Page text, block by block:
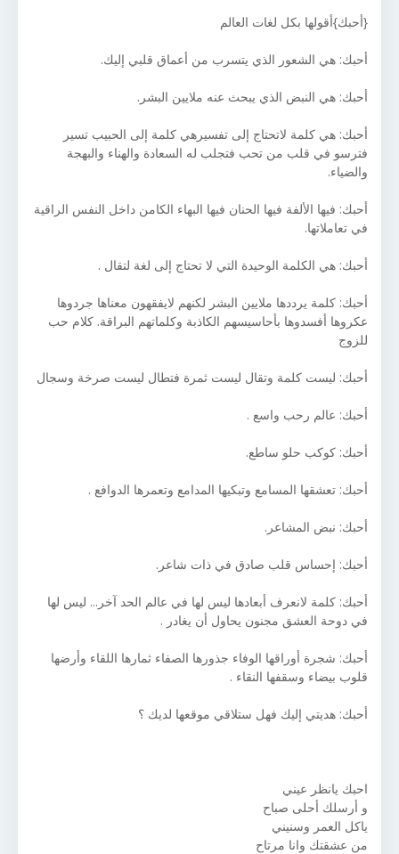
{أحبك}أقولها بكل لغات العالم
أحبك: هي الشعور الذي يتسرب من أعماق قلبي إليك.
أحبك: هي النبض الذي يبحث عنه ملايين البشر.
أحبك: هي كلمة لاتحتاج إلى تفسيرهي كلمة إلى الحبيب تسير
فترسو في قلب من تحب فتجلب له السعادة والهناء والبهجة
والضياء.
أحبك: فيها الألفة فيها الحنان فيها البهاء الكامن داخل النفس الراقية
في تعاملاتها.
أحبك: هي الكلمة الوحيدة التي لا تحتاج إلى لغة لتقال .
أحبك: كلمة يرددها ملايين البشر لكنهم لايفقهون معناها جردوها
عكروها أفسدوها بأحاسيسهم الكاذبة وكلماتهم البراقة. كلام حب
للزوج
أحبك: ليست كلمة وتقال ليست ثمرة فتطال ليست صرخة وسجال
أحبك: عالم رحب واسع .
أحبك: كوكب حلو ساطع.
أحبك: تعشقها المسامع وتبكيها المدامع وتعمرها الدوافع .
أحبك: نبض المشاعر.
أحبك: إحساس قلب صادق في ذات شاعر.
أحبك: كلمة لانعرف أبعادها ليس لها في عالم الحد آخر... ليس لها
في دوحة العشق مجنون يحاول أن يغادر .
أحبك: شجرة أوراقها الوفاء جذورها الصفاء ثمارها اللقاء وأرضها
قلوب بيضاء وسقفها النقاء .
أحبك: هديتي إليك فهل ستلاقي موقعها لديك ؟
احبك يانظر عيني
و أرسلك أحلى صباح
ياكل العمر وسنيني
من عشقتك وانا مرتاح